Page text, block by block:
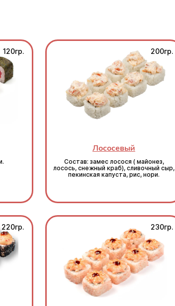
120гр. 200гр.
Лососевый
Состав: замес лосося ( майонез,
лосось, снежный краб), сливочный сыр,
пекинская капуста, рис, нори.
220гр. 230гр.